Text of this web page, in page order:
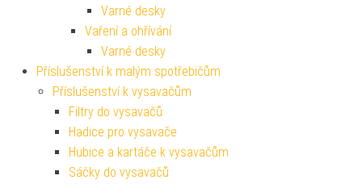
Varné desky
Vaření a ohřívání
Varné desky
Příslušenství k malým spotřebičům
Příslušenství k vysavačům
Filtry do vysavačů
Hadice pro vysavače
Hubice a kartáče k vysavačům
Sáčky do vysavačů